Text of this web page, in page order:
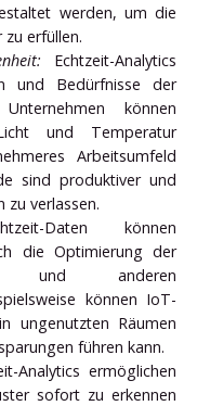
werden, um die
erfüllen.
Echtzeit-Analytics
und Bedürfnisse der
können
und Temperatur
Arbeitsumfeld
sind produktiver und
zu verlassen.
Daten können
die Optimierung der
und anderen
können IoT-
ungenutzten Räumen
führen kann.
Analytics ermöglichen
sofort zu erkennen